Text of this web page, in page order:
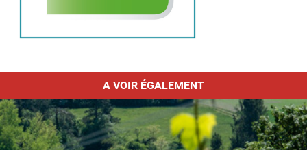
A VOIR ÉGALEMENT